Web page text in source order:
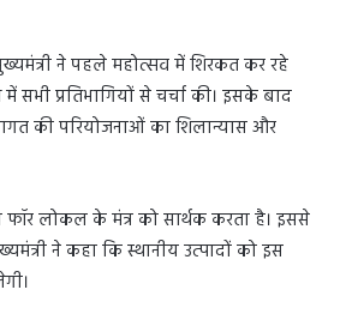
ने पहले महोत्सव में शिरकत कर रहे
सभी प्रतिभागियों से चर्चा की। इसके बाद
की परियोजनाओं का शिलान्यास और
लोकल के मंत्र को सार्थक करता है। इससे
ने कहा कि स्थानीय उत्पादों को इस